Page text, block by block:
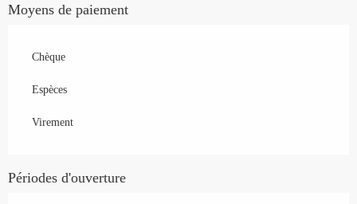
Moyens de paiement
Chèque
Espèces
Virement
Périodes d'ouverture